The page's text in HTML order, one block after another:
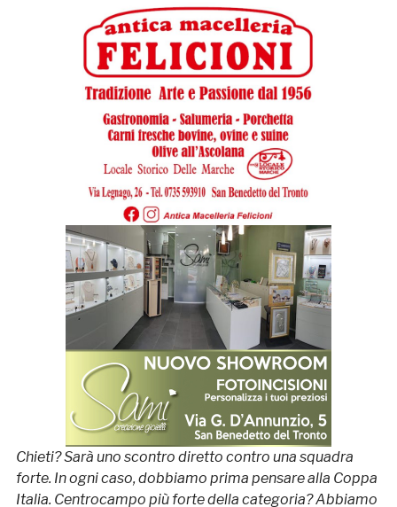
Chieti? Sarà uno scontro diretto contro una squadra
forte. In ogni caso, dobbiamo prima pensare alla Coppa
Italia. Centrocampo più forte della categoria? Abbiamo